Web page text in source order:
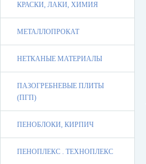
КРАСКИ, ЛАКИ, ХИМИЯ
МЕТАЛЛОПРОКАТ
НЕТКАНЫЕ МАТЕРИАЛЫ
ПАЗОГРЕБНЕВЫЕ ПЛИТЫ
(ПГП)
ПЕНОБЛОКИ, КИРПИЧ
ПЕНОПЛЕКС . ТЕХНОПЛЕКС